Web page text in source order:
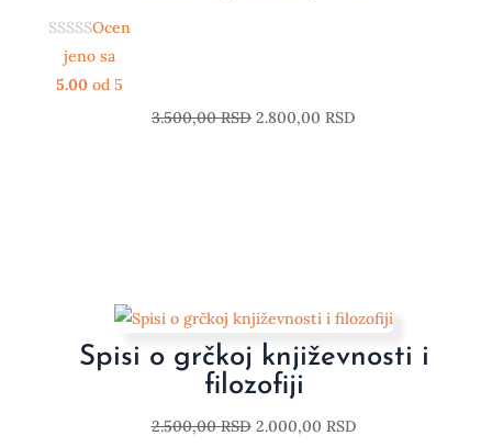
Ocen
jeno sa
5.00 od 5
3.500,00RSD 2.800,00 RSD
Spisi o grčkoj književnosti i
filozofiji
2.500,00RSD 2.000,00 RSD